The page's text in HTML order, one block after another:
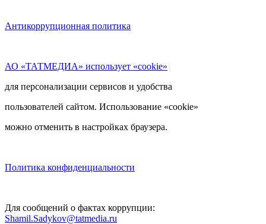
Антикоррупционная политика
АО «ТАТМЕДИА» использует «cookie»
для персонализации сервисов и удобства
пользователей сайтом. Использование «cookie»
можно отменить в настройках браузера.
Политика конфиденциальности
Для сообщений о фактах коррупции:
Shamil.Sadykov@tatmedia.ru